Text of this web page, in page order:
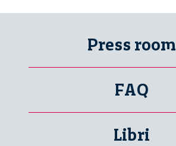
Press room
FAQ
Libri